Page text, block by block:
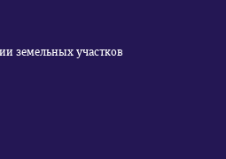
земельных участков